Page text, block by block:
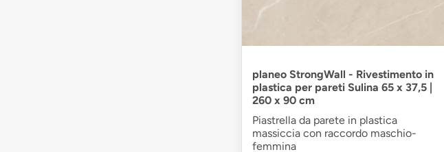
planeo StrongWall - Rivestimento in
plastica per pareti Sulina 65 x 37,5 |
260 x 90 cm
Piastrella da parete in plastica
massiccia con raccordo maschio-
femmina